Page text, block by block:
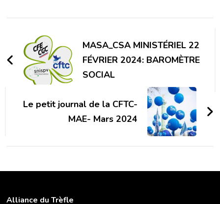
d'article
MASA_CSA MINISTÉRIEL 22
FÉVRIER 2024: BAROMÈTRE
SOCIAL
Le petit journal de la CFTC-
MAE- Mars 2024
Alliance du Trèfle